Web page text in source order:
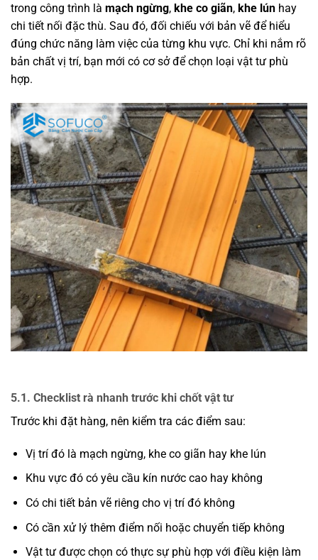
trong công trình là mạch ngừng, khe co giãn, khe lún hay
chi tiết nối đặc thù. Sau đó, đối chiếu với bản vẽ để hiểu
đúng chức năng làm việc của từng khu vực. Chỉ khi nắm rõ
bản chất vị trí, bạn mới có cơ sở để chọn loại vật tư phù
hợp.
5.1. Checklist rà nhanh trước khi chốt vật tư
Trước khi đặt hàng, nên kiểm tra các điểm sau:
Vị trí đó là mạch ngừng, khe co giãn hay khe lún
Khu vực đó có yêu cầu kín nước cao hay không
Có chi tiết bản vẽ riêng cho vị trí đó không
Có cần xử lý thêm điểm nối hoặc chuyển tiếp không
Vật tư được chọn có thực sự phù hợp với điều kiện làm